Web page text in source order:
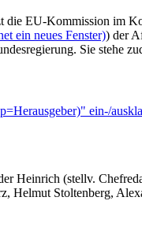
die EU-Kommission im
ein neues Fenster)) der
Sie stehe
ein-/
Heinrich (stellv.
Helmut Stoltenberg,